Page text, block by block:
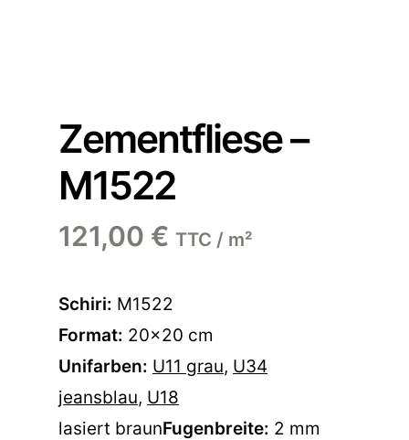
Zementfliese –
M1522
121,00 € TTC / m²
Schiri: M1522
Format: 20×20 cm
Unifarben: U11 grau, U34
jeansblau, U18
lasiert braunFugenbreite: 2 mm